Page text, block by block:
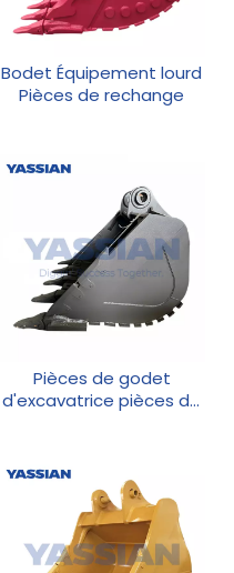
Bodet Équipement lourd
Pièces de rechange
Pièces de godet
d'excavatrice pièces de